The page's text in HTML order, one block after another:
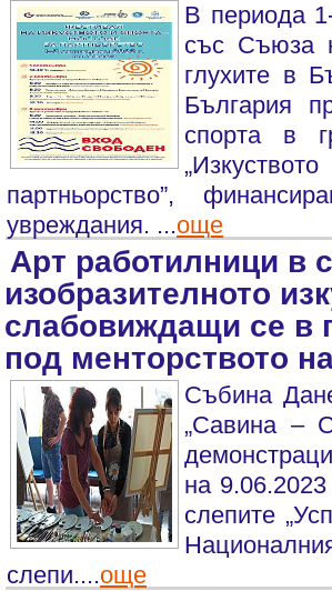
В периода
със Съюза
глухите в
България
спорта в
партньорство”,
увреждания. ...още
Арт работилници в
изобразителното
слабовиждащи се в
под менторството
Събина
„Савина –
на
слепите
слепи....още